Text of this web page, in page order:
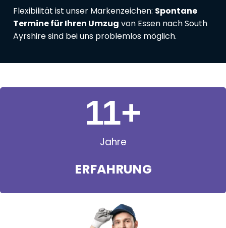
Flexibilität ist unser Markenzeichen: Spontane
Termine für Ihren Umzug von Essen nach South
Ayrshire sind bei uns problemlos möglich.
Jahre
ERFAHRUNG
11+